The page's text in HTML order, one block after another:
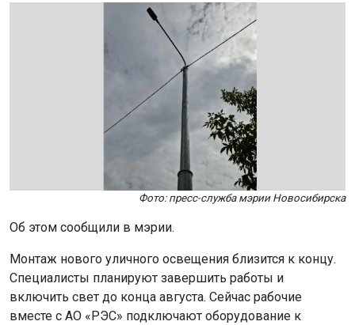
Фото: пресс-служба мэрии Новосибирска
Об этом сообщили в мэрии.
Монтаж нового уличного освещения близится к концу.
Специалисты планируют завершить работы и
включить свет до конца августа. Сейчас рабочие
вместе с АО «РЭС» подключают оборудование к